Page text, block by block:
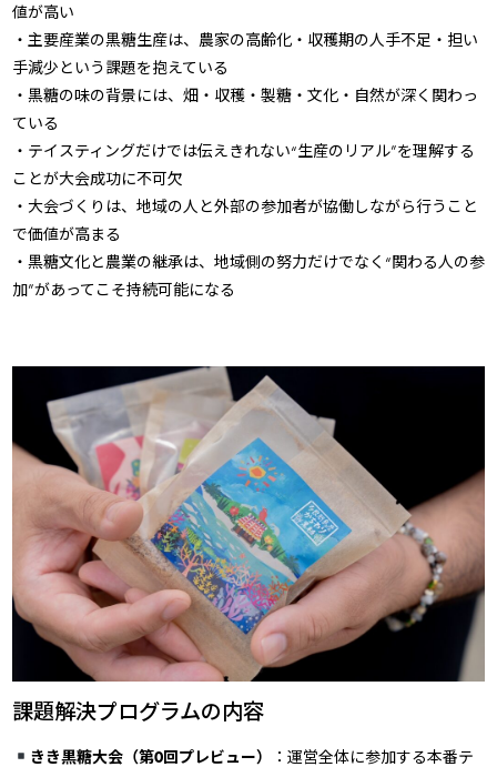
値が高い
・主要産業の黒糖生産は、農家の高齢化・収穫期の人手不足・担い
手減少という課題を抱えている
・黒糖の味の背景には、畑・収穫・製糖・文化・自然が深く関わっ
ている
・テイスティングだけでは伝えきれない“生産のリアル”を理解する
ことが大会成功に不可欠
・大会づくりは、地域の人と外部の参加者が協働しながら行うこと
で価値が高まる
・黒糖文化と農業の継承は、地域側の努力だけでなく“関わる人の参
加”があってこそ持続可能になる
課題解決プログラムの内容
きき黒糖大会（第0回プレビュー） ：運営全体に参加する本番テ